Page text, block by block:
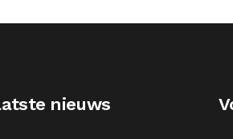
nieuws